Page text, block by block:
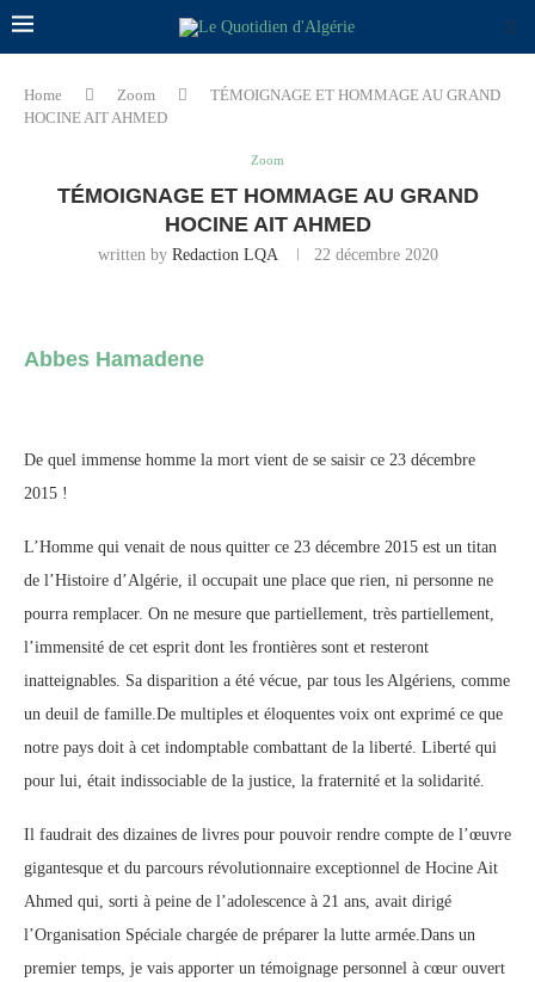
Home Zoom
TÉMOIGNAGE ET HOMMAGE AU GRAND
HOCINE AIT AHMED
Zoom
TÉMOIGNAGE ET HOMMAGE AU GRAND
HOCINE AIT AHMED
written by Redaction LQA 22 décembre 2020
Abbes Hamadene
De quel immense homme la mort vient de se saisir ce 23 décembre
2015 !
L’Homme qui venait de nous quitter ce 23 décembre 2015 est un titan
de l’Histoire d’Algérie, il occupait une place que rien, ni personne ne
pourra remplacer. On ne mesure que partiellement, très partiellement,
l’immensité de cet esprit dont les frontières sont et resteront
inatteignables. Sa disparition a été vécue, par tous les Algériens, comme
un deuil de famille.De multiples et éloquentes voix ont exprimé ce que
notre pays doit à cet indomptable combattant de la liberté. Liberté qui
pour lui, était indissociable de la justice, la fraternité et la solidarité.
Il faudrait des dizaines de livres pour pouvoir rendre compte de l’œuvre
gigantesque et du parcours révolutionnaire exceptionnel de Hocine Ait
Ahmed qui, sorti à peine de l’adolescence à 21 ans, avait dirigé
l’Organisation Spéciale chargée de préparer la lutte armée.Dans un
premier temps, je vais apporter un témoignage personnel à cœur ouvert